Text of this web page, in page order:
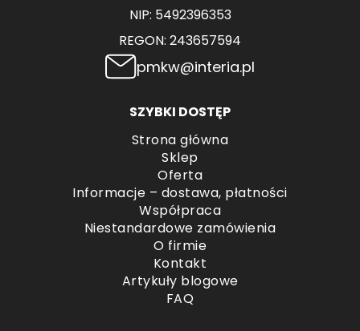
NIP: 5492396353
REGON: 243657594
pmkw@interia.pl
SZYBKI DOSTĘP
Strona główna
Sklep
Oferta
Informacje – dostawa, płatności
Współpraca
Niestandardowe zamówienia
O firmie
Kontakt
Artykuły blogowe
FAQ